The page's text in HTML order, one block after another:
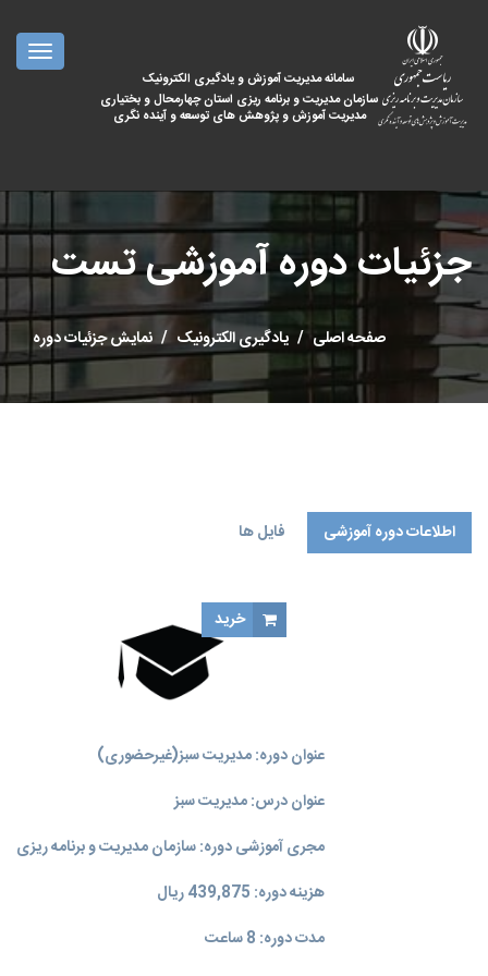
سامانه مدیریت آموزش و یادگیری الکترونیک
سازمان مدیریت و برنامه ریزی استان چهارمحال و بختیاری
مدیریت آموزش و پژوهش های توسعه و آینده نگری
جزئیات دوره آموزشی تست
صفحه اصلی یادگیری الکترونیک نمایش جزئیات دوره
اطلاعات دوره آموزشی فایل ها
عنوان دوره: مدیریت سبز(غیرحضوری)
عنوان درس: مدیریت سبز
مجری آموزشی دوره: سازمان مدیریت و برنامه‌ ریزی
هزینه دوره: 439,875 ریال
مدت دوره: 8 ساعت
خرید